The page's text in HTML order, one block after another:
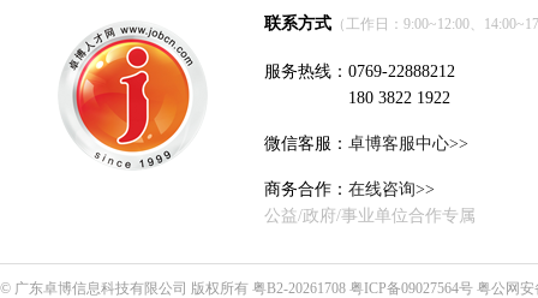
联系方式 （工作日：9:00~12:00、
服务热线：0769-22888212
180 3822 1922
微信客服： 卓博客服中心>>
商务合作： 在线咨询>>
公益/政府/事业单位合作专属
© 广东卓博信息科技有限公司 版权所有 粤B2-20261708 粤ICP备09027564号 粤公网安